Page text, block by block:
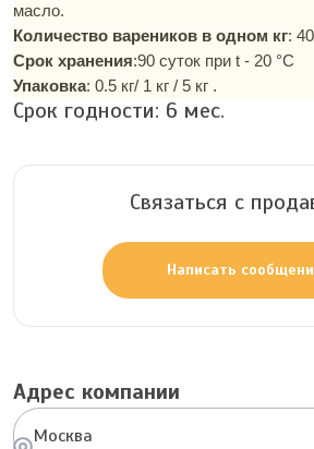
масло.
Количество вареников в одном кг:
Срок хранения:90 суток при t - 20 °С
Упаковка: 0.5 кг/ 1 кг / 5 кг .
Срок годности: 6 мес.
Связаться с
Написать
Адрес компании
Москва